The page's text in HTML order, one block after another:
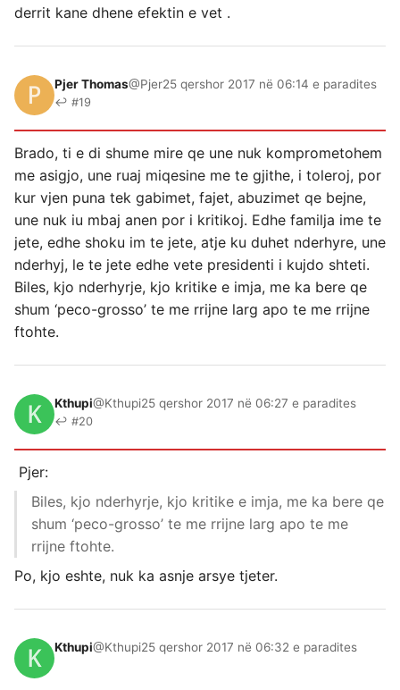
derrit kane dhene efektin e vet .
Pjer Thomas@Pjer25 qershor 2017 në 06:14 e paradites
↩ #19
Brado, ti e di shume mire qe une nuk komprometohem
me asigjo, une ruaj miqesine me te gjithe, i toleroj, por
kur vjen puna tek gabimet, fajet, abuzimet qe bejne,
une nuk iu mbaj anen por i kritikoj. Edhe familja ime te
jete, edhe shoku im te jete, atje ku duhet nderhyre, une
nderhyj, le te jete edhe vete presidenti i kujdo shteti.
Biles, kjo nderhyrje, kjo kritike e imja, me ka bere qe
shum ‘peco-grosso’ te me rrijne larg apo te me rrijne
ftohte.
Kthupi@Kthupi25 qershor 2017 në 06:27 e paradites
↩ #20
Pjer:
Biles, kjo nderhyrje, kjo kritike e imja, me ka bere qe
shum ‘peco-grosso’ te me rrijne larg apo te me
rrijne ftohte.
Po, kjo eshte, nuk ka asnje arsye tjeter.
Kthupi@Kthupi25 qershor 2017 në 06:32 e paradites